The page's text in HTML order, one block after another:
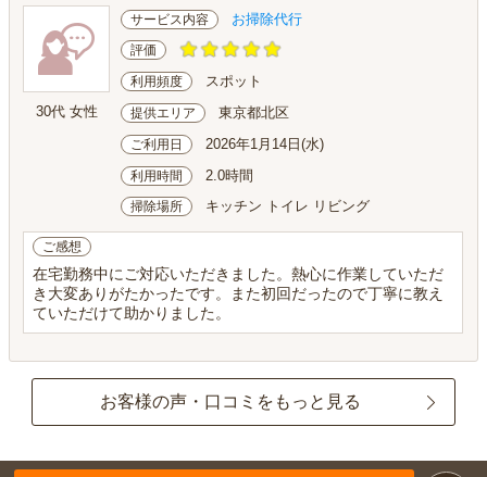
30代 女性
サービス内容 お掃除代行
評価
利用頻度 スポット
提供エリア 東京都北区
ご利用日 2026年1月14日(水)
利用時間 2.0時間
掃除場所 キッチン トイレ リビング
ご感想
在宅勤務中にご対応いただきました。熱心に作業していただ
き大変ありがたかったです。また初回だったので丁寧に教え
ていただけて助かりました。
お客様の声・口コミをもっと見る